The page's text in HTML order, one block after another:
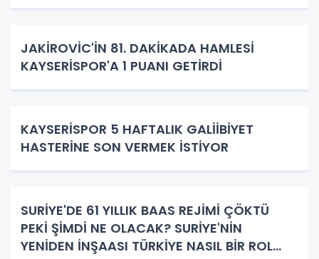
JAKİROVİC'İN 81. DAKİKADA HAMLESİ
KAYSERİSPOR'A 1 PUANI GETİRDİ
KAYSERİSPOR 5 HAFTALIK GALİİBİYET
HASTERİNE SON VERMEK İSTİYOR
SURİYE'DE 61 YILLIK BAAS REJİMİ ÇÖKTÜ
PEKİ ŞİMDİ NE OLACAK? SURİYE'NİN
YENİDEN İNŞAASI TÜRKİYE NASIL BİR ROL